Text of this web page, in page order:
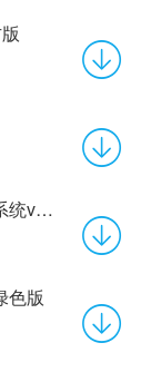
DouPHP轻量级企业网站管理系统v1.7 Release 20220906
色版